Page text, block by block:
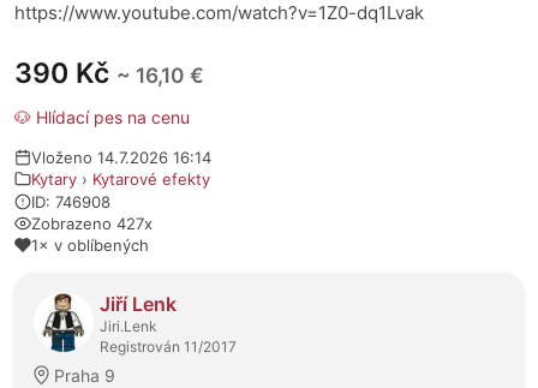
390 Kč ~ 16,10 €
🐶 Hlídací pes na cenu
Vloženo 14.7.2026 16:14
Kytary › Kytarové efekty
ID: 746908
Zobrazeno 427x
1× v oblíbených
Jiří Lenk
Jiri.Lenk
Registrován 11/2017
Praha 9
https://www.youtube.com/watch?v=1Z0-dq1Lvak